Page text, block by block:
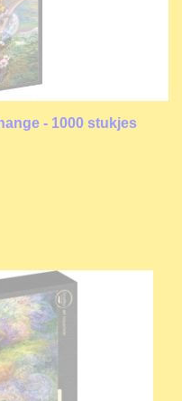
- 1000 stukjes